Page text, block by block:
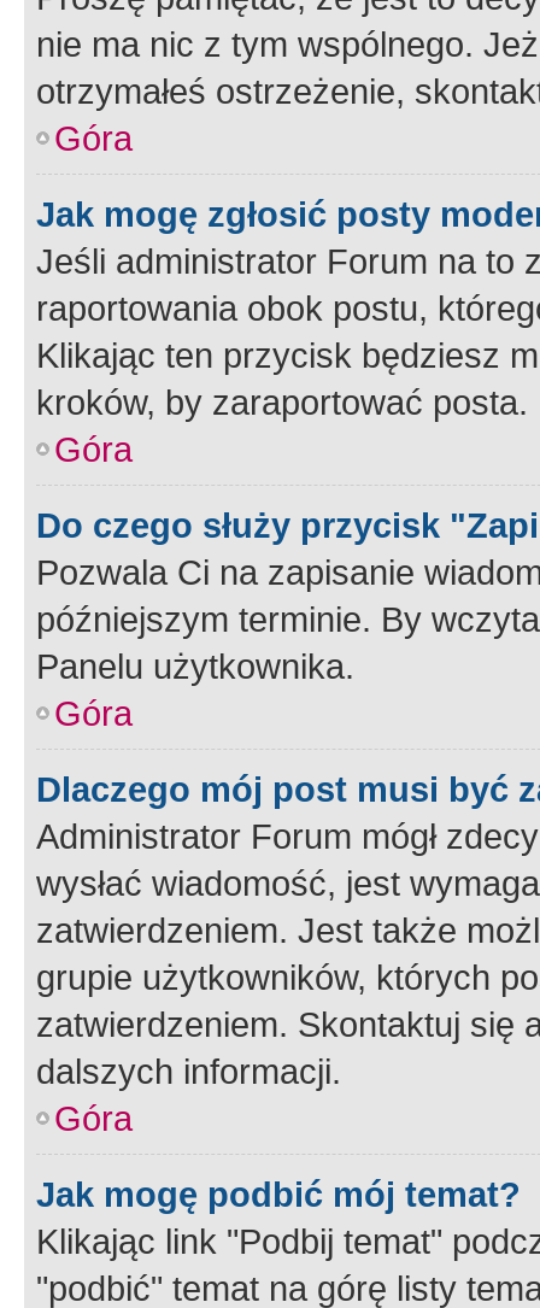
nie ma nic z tym wspólnego.
otrzymałeś ostrzeżenie,
Góra
Jak mogę zgłosić posty
Jeśli administrator Forum na to
raportowania obok postu,
Klikając ten przycisk będziesz
kroków, by zaraportować posta.
Góra
Do czego służy przycisk
Pozwala Ci na zapisanie
późniejszym terminie. By
Panelu użytkownika.
Góra
Dlaczego mój post musi być
Administrator Forum mógł
wysłać wiadomość, jest
zatwierdzeniem. Jest także
grupie użytkowników, których
zatwierdzeniem. Skontaktuj się
dalszych informacji.
Góra
Jak mogę podbić mój temat?
Klikając link "Podbij temat"
"podbić" temat na górę listy